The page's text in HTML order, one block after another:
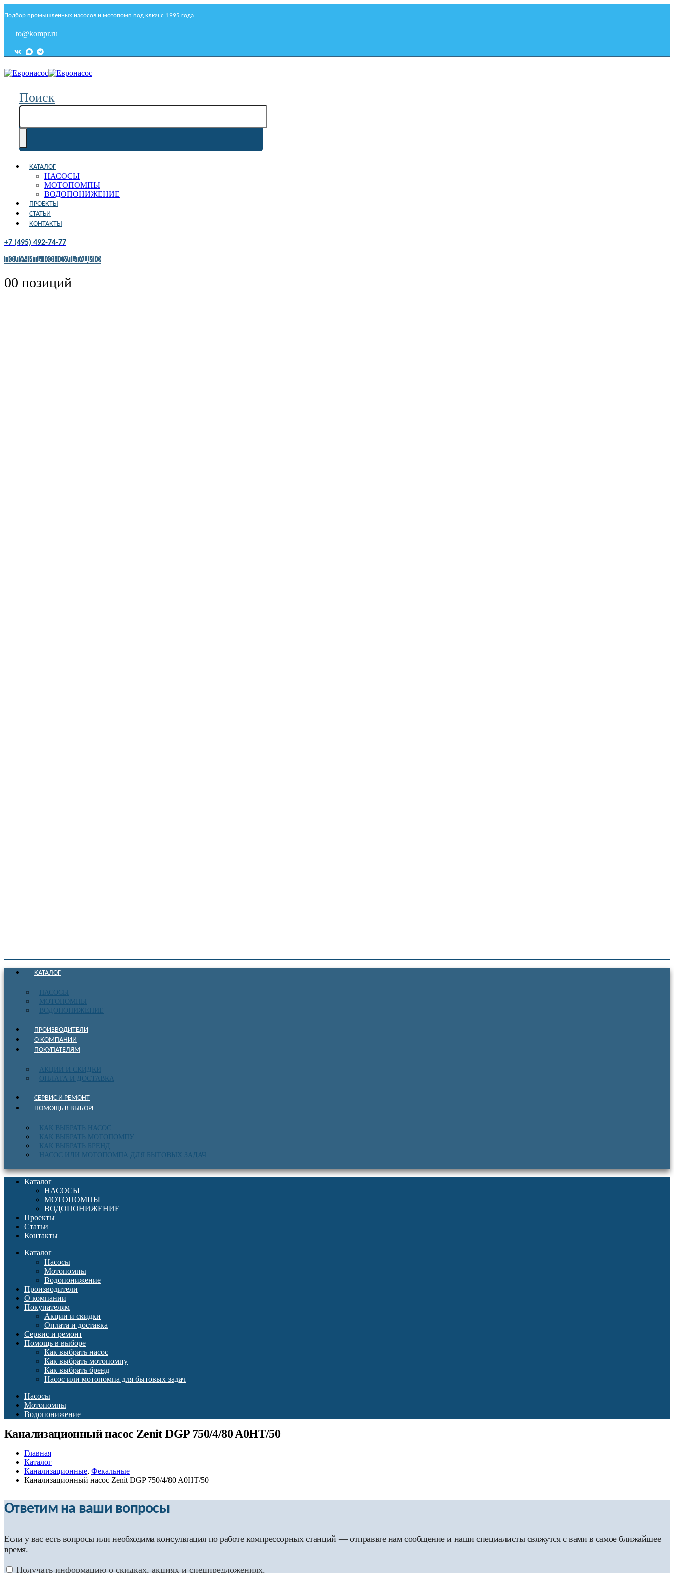
Подбор промышленных насосов и мотопомп под ключ с 1995 года
to@kompr.ru
Поиск
КАТАЛОГ
НАСОСЫ
МОТОПОМПЫ
ВОДОПОНИЖЕНИЕ
ПРОЕКТЫ
СТАТЬИ
КОНТАКТЫ
+7 (495) 492-74-77
ПОЛУЧИТЬ КОНСУЛЬТАЦИЮ
00 позиций
КАТАЛОГ
НАСОСЫ
МОТОПОМПЫ
ВОДОПОНИЖЕНИЕ
ПРОИЗВОДИТЕЛИ
О КОМПАНИИ
ПОКУПАТЕЛЯМ
АКЦИИ И СКИДКИ
ОПЛАТА И ДОСТАВКА
СЕРВИС И РЕМОНТ
ПОМОЩЬ В ВЫБОРЕ
КАК ВЫБРАТЬ НАСОС
КАК ВЫБРАТЬ МОТОПОМПУ
КАК ВЫБРАТЬ БРЕНД
НАСОС ИЛИ МОТОПОМПА ДЛЯ БЫТОВЫХ ЗАДАЧ
Каталог
НАСОСЫ
МОТОПОМПЫ
ВОДОПОНИЖЕНИЕ
Проекты
Статьи
Контакты
Каталог
Насосы
Мотопомпы
Водопонижение
Производители
О компании
Покупателям
Акции и скидки
Оплата и доставка
Сервис и ремонт
Помощь в выборе
Как выбрать насос
Как выбрать мотопомпу
Как выбрать бренд
Насос или мотопомпа для бытовых задач
Насосы
Мотопомпы
Водопонижение
Канализационный насос Zenit DGP 750/4/80 A0HT/50
Главная
Каталог
Канализационные, Фекальные
Канализационный насос Zenit DGP 750/4/80 A0HT/50
Ответим на ваши вопросы
Если у вас есть вопросы или необходима консультация по работе компрессорных станций — отправьте нам сообщение и наши специалисты свяжутся с вами в самое ближайшее
время.
Получать информацию о скидках, акциях и спецпредложениях.